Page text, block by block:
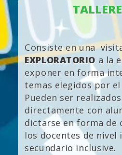
Consiste en una
EXPLORATORIOa la
exponer en forma
temas elegidos por
Pueden ser realizados
directamente con
dictarse en forma de
los docentes de nivel
secundario inclusive.